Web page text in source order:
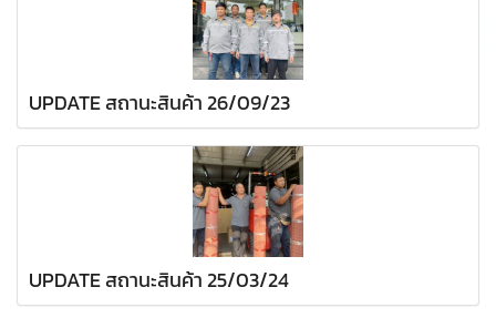
UPDATE สถานะสินค้า 26/09/23
UPDATE สถานะสินค้า 25/03/24